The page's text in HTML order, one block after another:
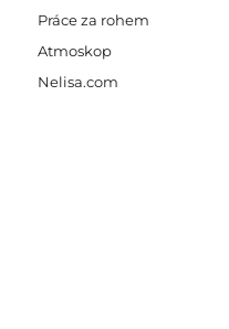
Práce za rohem
Atmoskop
Nelisa.com